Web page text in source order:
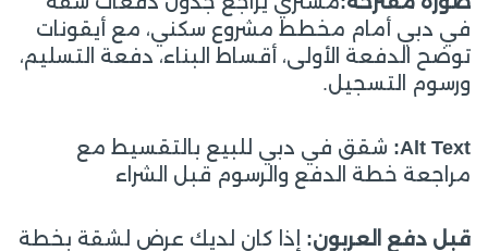
في دبي أمام مخطط مشروع سكني، مع أيقونات
توضح الدفعة الأولى، أقساط البناء، دفعة التسليم،
ورسوم التسجيل.
Alt Text:
شقق في دبي للبيع بالتقسيط مع
مراجعة خطة الدفع والرسوم قبل الشراء
قبل دفع العربون: إذا كان لديك عرض لشقة بخطة